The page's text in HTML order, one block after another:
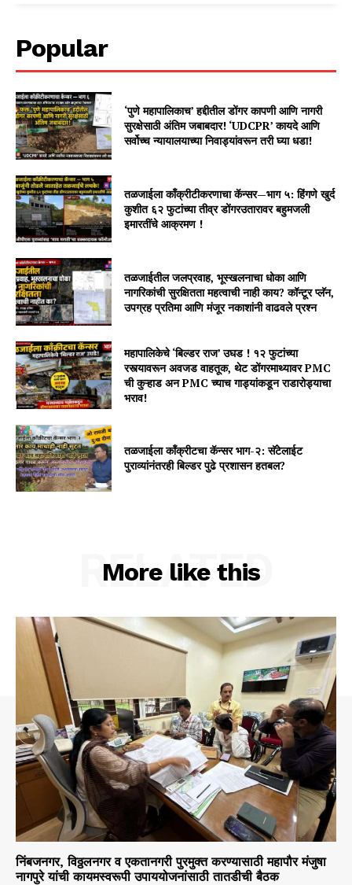
Popular
‘पुणे महापालिकाच’ हद्दीतील डोंगर कापणी आणि नागरी
सुरक्षेसाठी अंतिम जबाबदार! ‘UDCPR’ कायदे आणि
सर्वोच्च न्यायालयाच्या निवाड्यांवरून तरी घ्या धडा!
तळजाईला काँक्रीटीकरणाचा कॅन्सर—भाग ५: हिंगणे खुर्द
कुशीत ६२ फुटांच्या तीव्र डोंगरउतारावर बहुमजली
इमारतींचे आक्रमण !
तळजाईतील जलप्रवाह, भूस्खलनाचा धोका आणि
नागरिकांची सुरक्षितता महत्वाची नाही काय? कॉन्टूर प्लॅन,
उपग्रह प्रतिमा आणि मंजूर नकाशांनी वाढवले प्रश्न
महापालिकेचे ‘बिल्डर राज’ उघड ! १२ फुटांच्या
रस्त्यावरून अवजड वाहतूक, थेट डोंगरमाथ्यावर PMC
ची कुऱ्हाड अन PMC च्याच गाड्यांकडून राडारोड्याचा
भराव!
तळजाईला कॉंक्रीटचा कॅन्सर भाग-२: सॅटेलाईट
पुराव्यांनंतरही बिल्डर पुढे प्रशासन हतबल?
More like this
RELATED
निंबजनगर, विठ्ठलनगर व एकतानगरी पुरमुक्त करण्यासाठी महापौर मंजुषा
नागपुरे यांची कायमस्वरूपी उपाययोजनांसाठी तातडीची बैठक